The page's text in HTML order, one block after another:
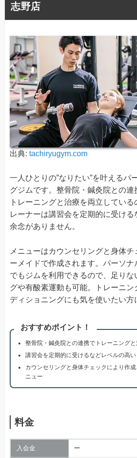
志野店
出典: tachiryugym.com
一人ひとりの”なりたい”を叶えるパ
グジムです。整骨院・鍼灸院との連
トレーニングと治療を両立している
レーナーは講習会を定期的に受ける
余念がありません。
メニューはカウンセリングと身体
ーメイドで作成されます。パーソ
でもジムを利用できるので、足りな
グや有酸素運動も可能。トレーニン
ディショニングにも気を使いたい方
おすすめポイント！
整骨院・鍼灸院との連携でトレーニング
講習会を定期的に受けるなどレベルの高
カウンセリングと身体チェックにより作
ニュー
料金
入会金 ー